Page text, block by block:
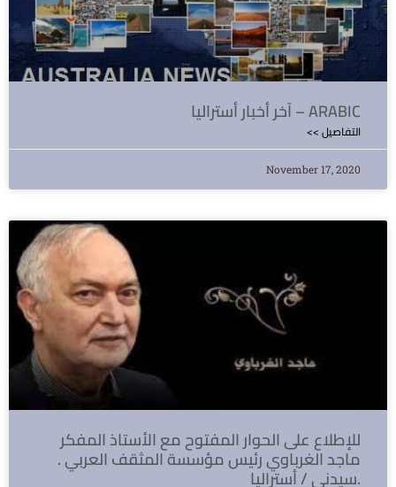
آخر أخبار أستراليا – ARABIC
<< التفاصيل
November 17, 2020
للإطلاع على الحوار المفتوح مع الأستاذ المفكر
ماجد الغرباوي رئيس مؤسسة المثقف العربي .
سيدني / أستراليا.